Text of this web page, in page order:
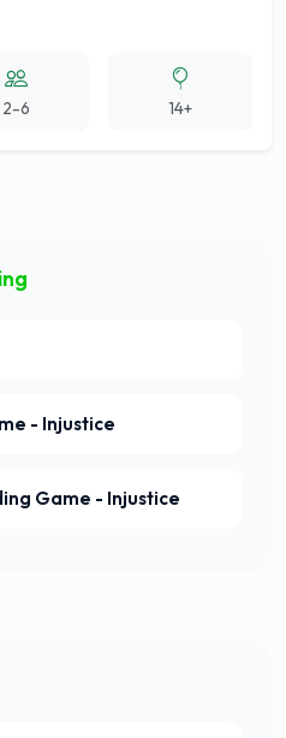
2-6 14+
- Injustice
Game - Injustice